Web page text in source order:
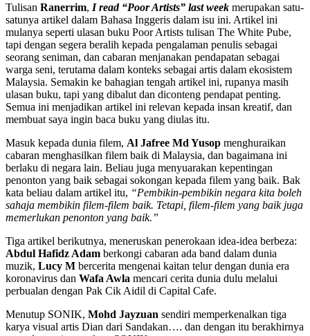
Tulisan Ranerrim, I read “Poor Artists” last week merupakan satu-
satunya artikel dalam Bahasa Inggeris dalam isu ini. Artikel ini
mulanya seperti ulasan buku Poor Artists tulisan The White Pube,
tapi dengan segera beralih kepada pengalaman penulis sebagai
seorang seniman, dan cabaran menjanakan pendapatan sebagai
warga seni, terutama dalam konteks sebagai artis dalam ekosistem
Malaysia. Semakin ke bahagian tengah artikel ini, rupanya masih
ulasan buku, tapi yang dibalut dan diconteng pendapat penting.
Semua ini menjadikan artikel ini relevan kepada insan kreatif, dan
membuat saya ingin baca buku yang diulas itu.
Masuk kepada dunia filem, Al Jafree Md Yusop menghuraikan
cabaran menghasilkan filem baik di Malaysia, dan bagaimana ini
berlaku di negara lain. Beliau juga menyuarakan kepentingan
penonton yang baik sebagai sokongan kepada filem yang baik. Bak
kata beliau dalam artikel itu, “Pembikin-pembikin negara kita boleh
sahaja membikin filem-filem baik. Tetapi, filem-filem yang baik juga
memerlukan penonton yang baik.”
Tiga artikel berikutnya, meneruskan penerokaan idea-idea berbeza:
Abdul Hafidz Adam berkongi cabaran ada band dalam dunia
muzik, Lucy M bercerita mengenai kaitan telur dengan dunia era
koronavirus dan Wafa Awla mencari cerita dunia dulu melalui
perbualan dengan Pak Cik Aidil di Capital Cafe.
Menutup SONIK, Mohd Jayzuan sendiri memperkenalkan tiga
karya visual artis Dian dari Sandakan…. dan dengan itu berakhirnya